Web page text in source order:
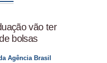
vão ter
bolsas
Agência Brasil